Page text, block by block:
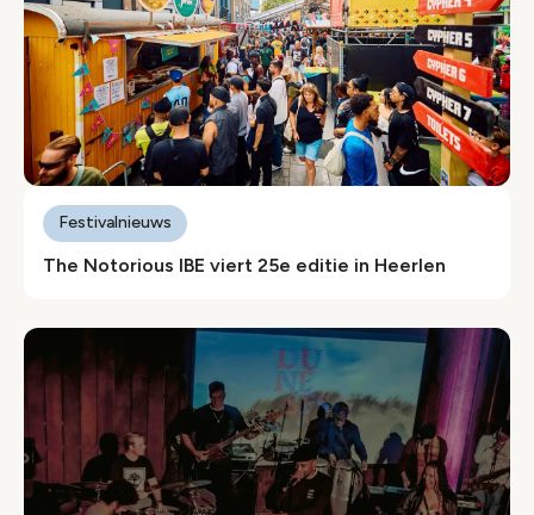
The Notorious IBE viert 25e editie in Heerlen
Festivalnieuws